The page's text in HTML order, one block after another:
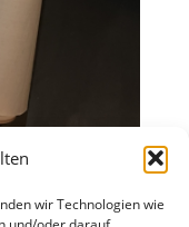
wir Technologien wie